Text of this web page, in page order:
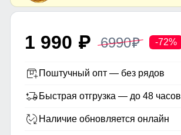
1 990 p 6990p -72%
Поштучный опт — без рядов
Быстрая отгрузка — до 48 часов
Наличие обновляется онлайн